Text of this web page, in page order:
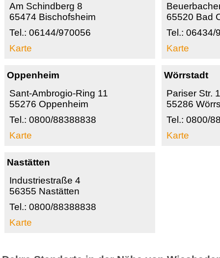
Am Schindberg 8
65474 Bischofsheim
Tel.: 06144/970056
Karte
65520 Bad
Tel.: 06434/
Karte
Oppenheim
Sant-Ambrogio-Ring 11
55276 Oppenheim
Tel.: 0800/88388838
Karte
Wörrstadt
Pariser Str.
55286
Tel.: 0800/
Karte
Nastätten
Industriestraße 4
56355 Nastätten
Tel.: 0800/88388838
Karte